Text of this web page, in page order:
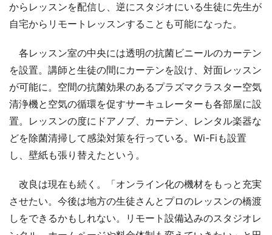
からレッスンを配信し、逆にスタジオにいる生徒に先生が
自宅からリモートレッスンすることも可能になった。
各レッスン室の中央には透明の抗菌ビニールのカーテン
を設置。講師と生徒の間にカーテンを設け、対面レッスン
が可能に。空間の抗菌効果のあるプラズマクラスター空気
清浄機と空気の循環を促すサーキュレーターも各部屋に設
置。レッスンの度にドアノブ、カーテン、レンタル楽器な
どを除菌清掃して感染対策を行っている。Wi-Fiも設置
し、壁紙も張り替えたという。
改良は現在も続く。「オンライン化の機材をもっと充実
させたい。今後は地方の生徒さんとプロのレッスンの橋渡
しをできるかもしれない。リモート設備込みのスタジオレ